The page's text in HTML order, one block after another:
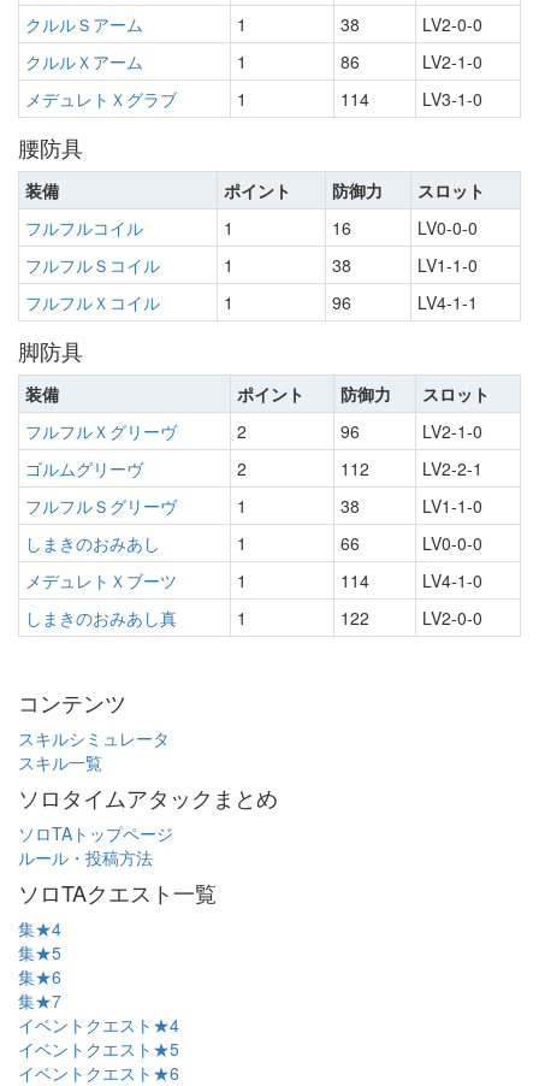
クルルＳアーム
1 38
LV2-0-0
クルルＸアーム
1 86
LV2-1-0
メデュレトＸグラブ
1 114 LV3-1-0
腰防具
装備 ポイント 防御力
スロット
フルフルコイル
1 16
LV0-0-0
フルフルＳコイル
1 38
LV1-1-0
フルフルＸコイル
1 96 LV4-1-1
脚防具
装備 ポイント 防御力
スロット
フルフルＸグリーヴ
2 96
LV2-1-0
ゴルムグリーヴ
2 112
LV2-2-1
フルフルＳグリーヴ
1 38
LV1-1-0
しまきのおみあし
1 66
LV0-0-0
メデュレトＸブーツ
1 114
LV4-1-0
しまきのおみあし真
1 122 LV2-0-0
コンテンツ
スキルシミュレータ
スキル一覧
ソロタイムアタックまとめ
ソロTAトップページ
ルール・投稿方法
ソロTAクエスト一覧
集★4
集★5
集★6
集★7
イベントクエスト★4
イベントクエスト★5
イベントクエスト★6